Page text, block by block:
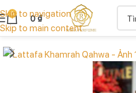
Skip to navigation
Skip to main content
0 0₫